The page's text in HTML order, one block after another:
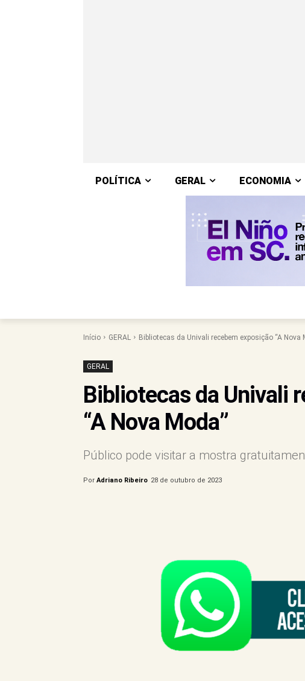
POLÍTICA GERAL ECONOMIA
Início GERAL Bibliotecas da Univali recebem exposição “A Nova
GERAL
Bibliotecas da Univali
“A Nova Moda”
Público pode visitar a mostra
Por Adriano Ribeiro 28 de outubro de 2023